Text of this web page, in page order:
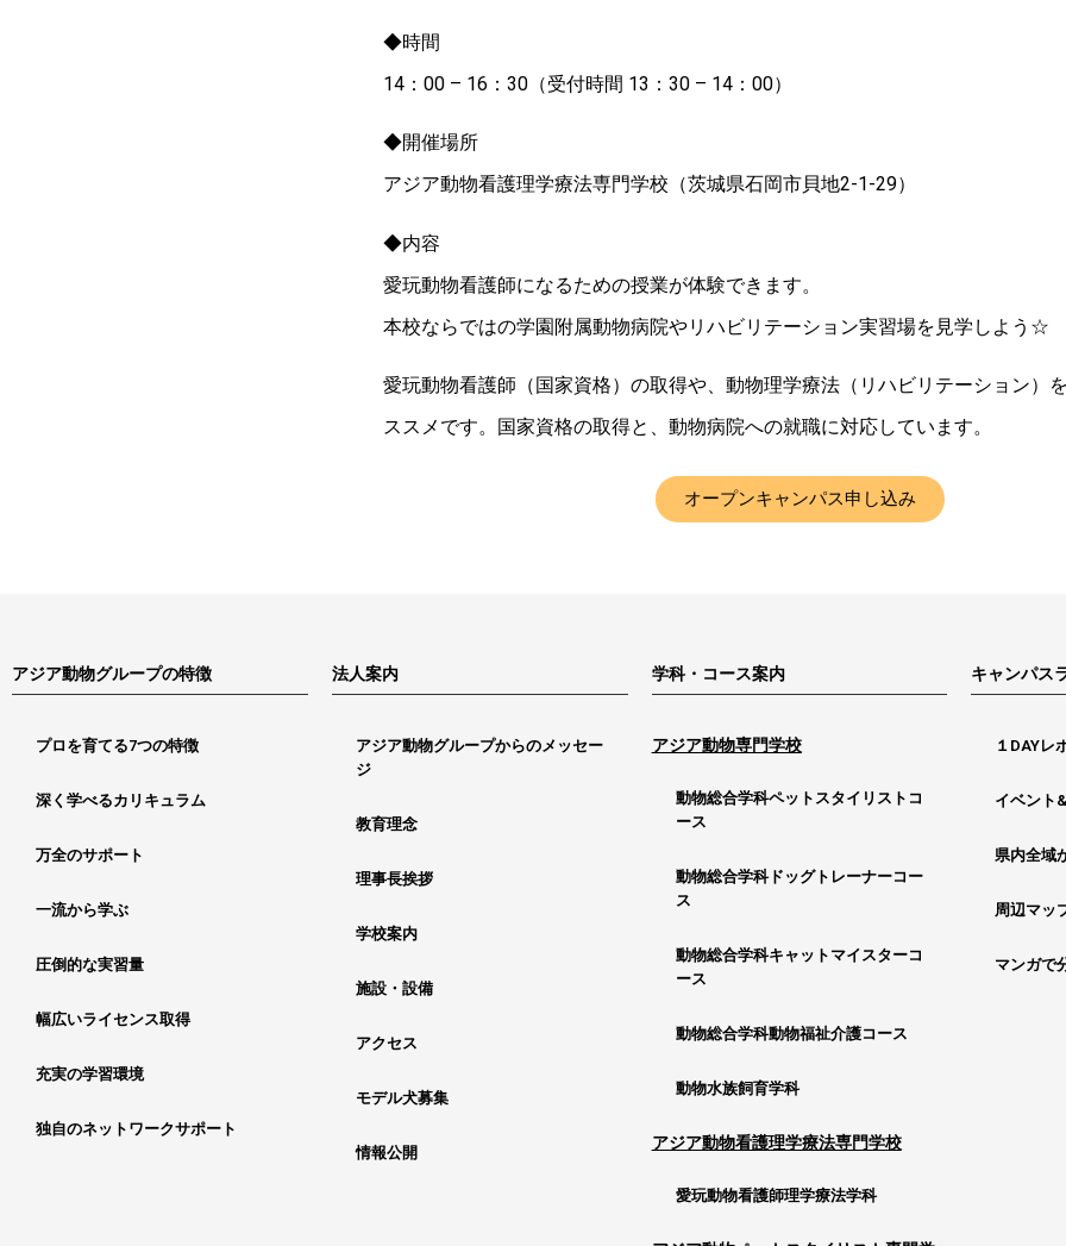
◆時間
14：00 – 16：30（受付時間 13：30 – 14：00）
◆開催場所
アジア動物看護理学療法専門学校（茨城県石岡市貝地2-1-29）
◆内容
愛玩動物看護師になるための授業が体験できます。
本校ならではの学園附属動物病院やリハビリテーション実習場を見学しよう☆
愛玩動物看護師（国家資格）の取得や、動物理学療法（リハビリテーション）
ススメです。国家資格の取得と、動物病院への就職に対応しています。
オープンキャンパス申し込み
アジア動物グループの特徴
プロを育てる7つの特徴
深く学べるカリキュラム
万全のサポート
一流から学ぶ
圧倒的な実習量
幅広いライセンス取得
充実の学習環境
独自のネットワークサポート
法人案内
アジア動物グループからのメッセー
ジ
教育理念
理事長挨拶
学校案内
施設・設備
アクセス
モデル犬募集
情報公開
学科・コース案内
アジア動物専門学校
動物総合学科ペットスタイリストコ
ース
動物総合学科ドッグトレーナーコー
ス
動物総合学科キャットマイスターコ
ース
動物総合学科動物福祉介護コース
動物水族飼育学科
アジア動物看護理学療法専門学校
愛玩動物看護師理学療法学科
キャンパス
１DAYレ
イベント
県内全域
周辺マッ
マンガで